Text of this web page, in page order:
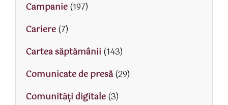
Campanie(197)
Cariere(7)
Cartea săptămânii (143)
Comunicate de presă(29)
Comunități digitale(3)